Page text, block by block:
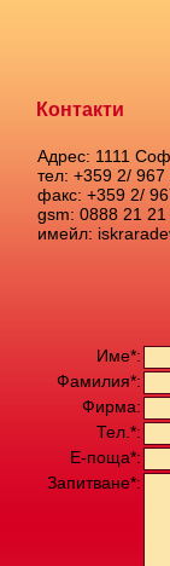
Контакти
Адрес: 1111
тел: +359 2/ 967
факс: +359 2/
gsm: 0888 21 21
имейл:
Име*:
Фамилия*:
Фирма:
Тел.*:
Е-поща*:
Запитване*: